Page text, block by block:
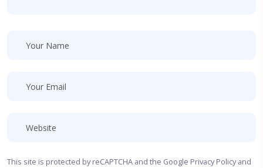
This site is protected by reCAPTCHA and the Google Privacy Policyand